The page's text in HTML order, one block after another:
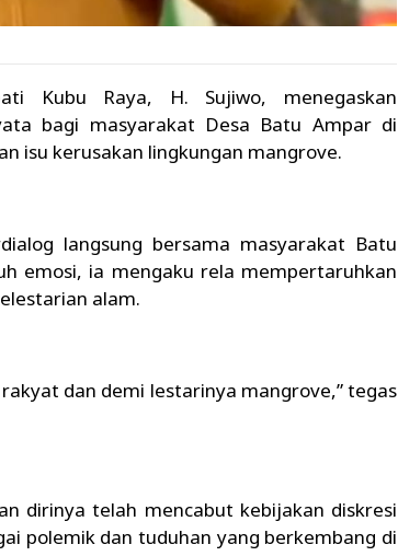
Kubu Raya, H. Sujiwo, menegaskan
bagi masyarakat Desa Batu Ampar di
isu kerusakan lingkungan mangrove.
langsung bersama masyarakat Batu
emosi, ia mengaku rela mempertaruhkan
alam.
dan demi lestarinya mangrove,” tegas
dirinya telah mencabut kebijakan diskresi
polemik dan tuduhan yang berkembang di